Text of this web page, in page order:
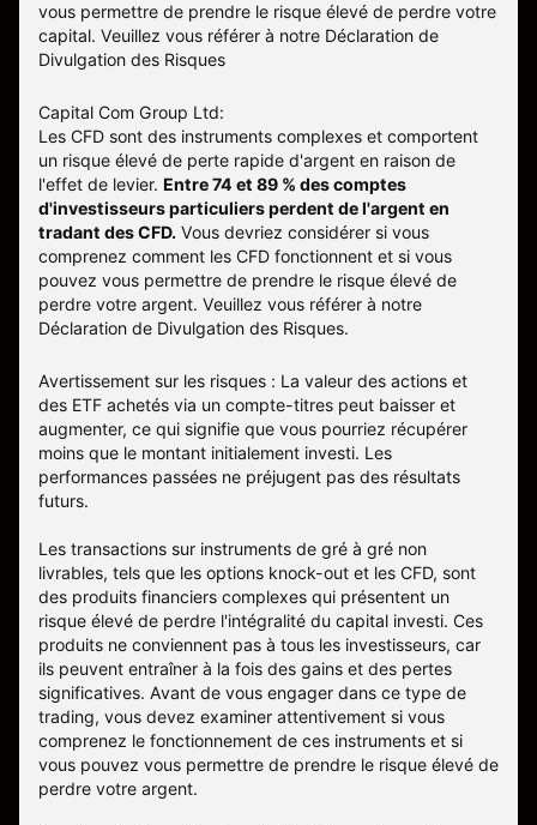
vous permettre de prendre le risque élevé de perdre votre
capital. Veuillez vous référer à notre Déclaration de
Divulgation des Risques
Capital Com Group Ltd:
Les CFD sont des instruments complexes et comportent
un risque élevé de perte rapide d'argent en raison de
l'effet de levier. Entre 74 et 89 % des comptes
d'investisseurs particuliers perdent de l'argent en
tradant des CFD. Vous devriez considérer si vous
comprenez comment les CFD fonctionnent et si vous
pouvez vous permettre de prendre le risque élevé de
perdre votre argent. Veuillez vous référer à notre
Déclaration de Divulgation des Risques.
Avertissement sur les risques : La valeur des actions et
des ETF achetés via un compte-titres peut baisser et
augmenter, ce qui signifie que vous pourriez récupérer
moins que le montant initialement investi. Les
performances passées ne préjugent pas des résultats
futurs.
Les transactions sur instruments de gré à gré non
livrables, tels que les options knock-out et les CFD, sont
des produits financiers complexes qui présentent un
risque élevé de perdre l'intégralité du capital investi. Ces
produits ne conviennent pas à tous les investisseurs, car
ils peuvent entraîner à la fois des gains et des pertes
significatives. Avant de vous engager dans ce type de
trading, vous devez examiner attentivement si vous
comprenez le fonctionnement de ces instruments et si
vous pouvez vous permettre de prendre le risque élevé de
perdre votre argent.